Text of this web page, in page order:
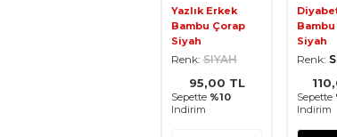
Yazlık Erkek
Bambu Çorap
Siyah
Renk: SIYAH
95,00 TL
Sepette %10
Indirim
Siyah
Renk:
Sepette
Indirim